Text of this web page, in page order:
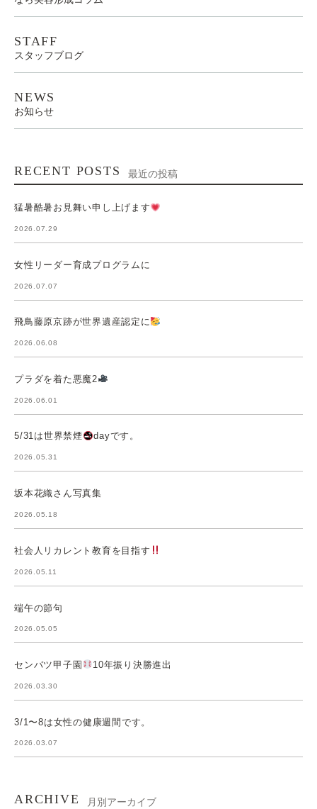
STAFF
スタッフブログ
NEWS
お知らせ
RECENT POSTS 最近の投稿
猛暑酷暑お見舞い申し上げます
2026.07.29
女性リーダー育成プログラムに
2026.07.07
飛鳥藤原京跡が世界遺産認定に
2026.06.08
プラダを着た悪魔2
2026.06.01
5/31は世界禁煙 dayです。
2026.05.31
坂本花織さん写真集
2026.05.18
社会人リカレント教育を目指す
2026.05.11
端午の節句
2026.05.05
センバツ甲子園 10年振り決勝進出
2026.03.30
3/1〜8は女性の健康週間です。
2026.03.07
ARCHIVE 月別アーカイブ